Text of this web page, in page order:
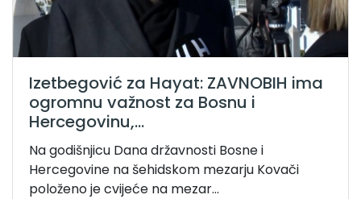
Izetbegović za Hayat: ZAVNOBIH ima
ogromnu važnost za Bosnu i
Hercegovinu,...
Na godišnjicu Dana državnosti Bosne i
Hercegovine na šehidskom mezarju Kovači
položeno je cvijeće na mezar...